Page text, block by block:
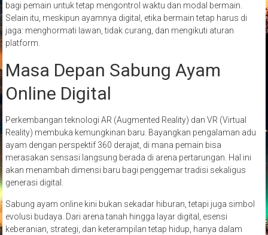
bagi pemain untuk tetap mengontrol waktu dan modal bermain.
Selain itu, meskipun ayamnya digital, etika bermain tetap harus di
jaga: menghormati lawan, tidak curang, dan mengikuti aturan
platform.
Masa Depan Sabung Ayam
Online Digital
Perkembangan teknologi AR (Augmented Reality) dan VR (Virtual
Reality) membuka kemungkinan baru. Bayangkan pengalaman adu
ayam dengan perspektif 360 derajat, di mana pemain bisa
merasakan sensasi langsung berada di arena pertarungan. Hal ini
akan menambah dimensi baru bagi penggemar tradisi sekaligus
generasi digital.
Sabung ayam online kini bukan sekadar hiburan, tetapi juga simbol
evolusi budaya. Dari arena tanah hingga layar digital, esensi
keberanian, strategi, dan keterampilan tetap hidup, hanya dalam